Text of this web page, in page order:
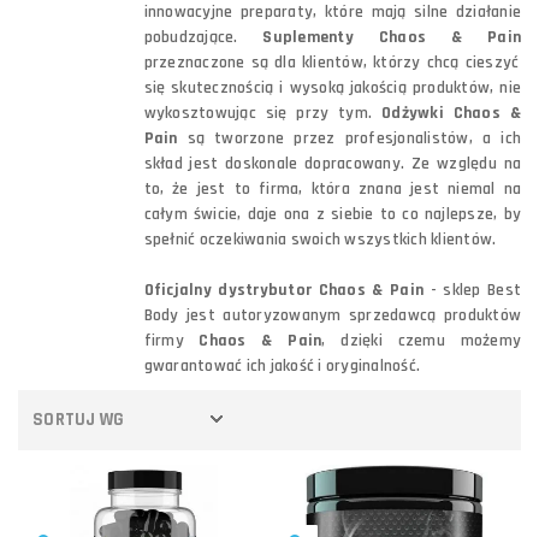
innowacyjne preparaty, które mają silne działanie
pobudzające. Suplementy Chaos & Pain
przeznaczone są dla klientów, którzy chcą cieszyć
się skutecznością i wysoką jakością produktów, nie
wykosztowując się przy tym. Odżywki Chaos &
Pain są tworzone przez profesjonalistów, a ich
skład jest doskonale dopracowany. Ze względu na
to, że jest to firma, która znana jest niemal na
całym świcie, daje ona z siebie to co najlepsze, by
spełnić oczekiwania swoich wszystkich klientów.
Oficjalny dystrybutor Chaos & Pain - sklep Best
Body jest autoryzowanym sprzedawcą produktów
firmy Chaos & Pain, dzięki czemu możemy
gwarantować ich jakość i oryginalność.
SORTUJ WG